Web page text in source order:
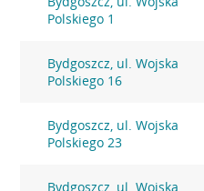
Polskiego 1
Bydgoszcz, ul. Wojska
Polskiego 16
Bydgoszcz, ul. Wojska
Polskiego 23
Bydgoszcz, ul. Wojska